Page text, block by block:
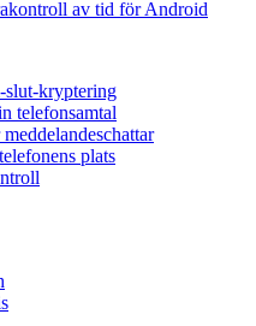
av tid för Android
slut-kryptering
telefonsamtal
plats